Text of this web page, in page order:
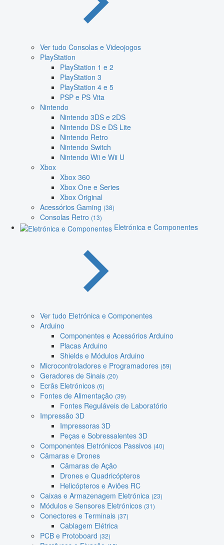
Ver tudo Consolas e Videojogos
PlayStation
PlayStation 1 e 2
PlayStation 3
PlayStation 4 e 5
PSP e PS Vita
Nintendo
Nintendo 3DS e 2DS
Nintendo DS e DS Lite
Nintendo Retro
Nintendo Switch
Nintendo Wii e Wii U
Xbox
Xbox 360
Xbox One e Series
Xbox Original
Acessórios Gaming (38)
Consolas Retro (13)
Eletrónica e Componentes
Ver tudo Eletrónica e Componentes
Arduino
Componentes e Acessórios Arduino
Placas Arduino
Shields e Módulos Arduino
Microcontroladores e Programadores (59)
Geradores de Sinais (20)
Ecrãs Eletrónicos (6)
Fontes de Alimentação (39)
Fontes Reguláveis de Laboratório
Impressão 3D
Impressoras 3D
Peças e Sobressalentes 3D
Componentes Eletrónicos Passivos (40)
Câmaras e Drones
Câmaras de Ação
Drones e Quadricópteros
Helicópteros e Aviões RC
Caixas e Armazenagem Eletrónica (23)
Módulos e Sensores Eletrónicos (31)
Conectores e Terminais (37)
Cablagem Elétrica
PCB e Protoboard (32)